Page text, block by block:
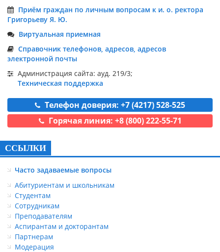
Приём граждан по личным вопросам к и. о. ректора
Григорьеву Я. Ю.
Виртуальная приемная
Справочник телефонов, адресов, адресов
электронной почты
Администрация сайта: ауд. 219/3;
Техническая поддержка
Телефон доверия: +7 (4217) 528-525
Горячая линия: +8 (800) 222-55-71
ССЫЛКИ
Часто задаваемые вопросы
Абитуриентам и школьникам
Студентам
Сотрудникам
Преподавателям
Аспирантам и докторантам
Партнерам
Модерация